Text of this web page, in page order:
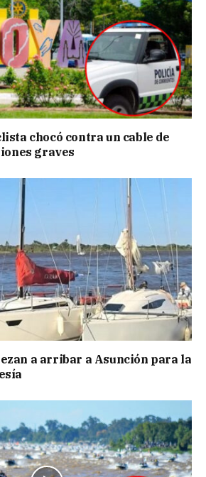
chocó contra un cable de
graves
a arribar a Asunción para la